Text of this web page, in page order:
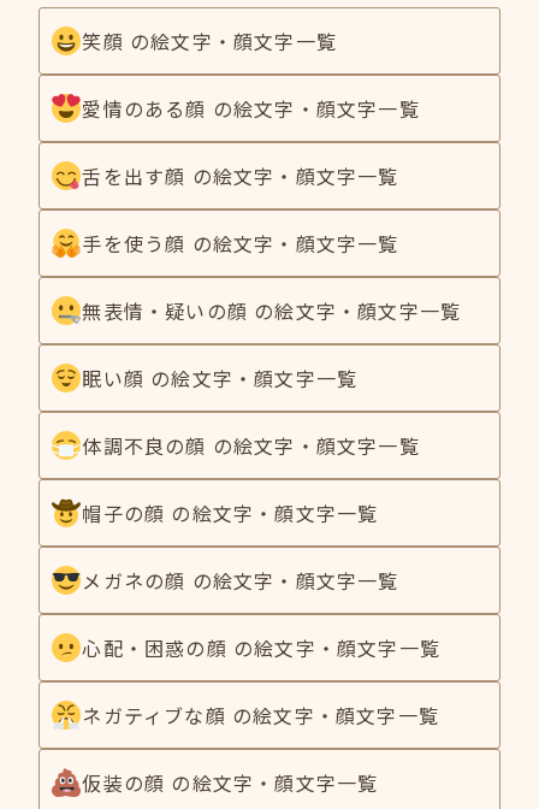
笑顔 の絵文字・顔文字一覧
愛情のある顔 の絵文字・顔文字一覧
舌を出す顔 の絵文字・顔文字一覧
手を使う顔 の絵文字・顔文字一覧
無表情・疑いの顔 の絵文字・顔文字一覧
眠い顔 の絵文字・顔文字一覧
体調不良の顔 の絵文字・顔文字一覧
帽子の顔 の絵文字・顔文字一覧
メガネの顔 の絵文字・顔文字一覧
心配・困惑の顔 の絵文字・顔文字一覧
ネガティブな顔 の絵文字・顔文字一覧
仮装の顔 の絵文字・顔文字一覧